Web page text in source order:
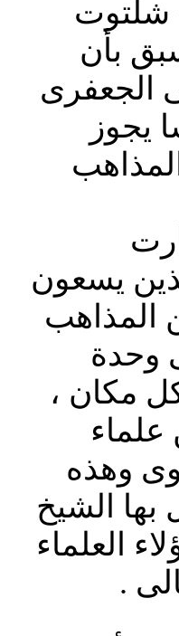
شلتوت
بأن
الجعفرى
يجوز
يسعون
المذاهب
وحدة
مكان ،
علماء
وهذه
بها الشيخ
العلماء
.